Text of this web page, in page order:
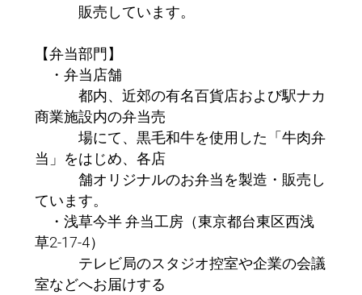
販売しています。
【弁当部門】
・弁当店舗
都内、近郊の有名百貨店および駅ナカ
商業施設内の弁当売
場にて、黒毛和牛を使用した「牛肉弁
当」をはじめ、各店
舗オリジナルのお弁当を製造・販売し
ています。
・浅草今半 弁当工房（東京都台東区西浅
草2-17-4）
テレビ局のスタジオ控室や企業の会議
室などへお届けする